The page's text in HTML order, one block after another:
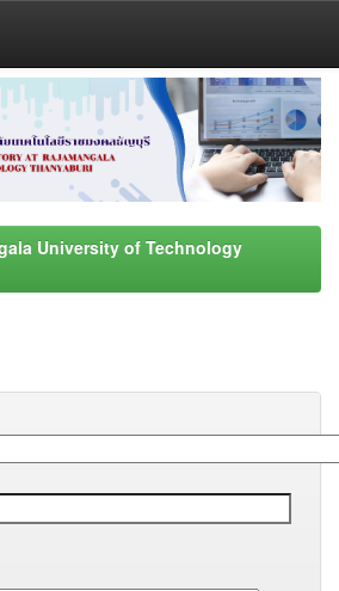
University of Technology